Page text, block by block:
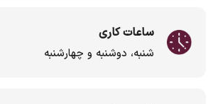
ساعات کاری
شنبه، دوشنبه و چهارشنبه